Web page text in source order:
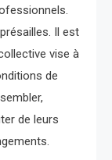
Il est
vise à
de
de leurs